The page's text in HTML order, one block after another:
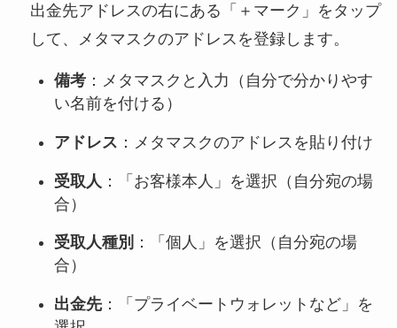
出金先アドレスの右にある「＋マーク」をタップ
して、メタマスクのアドレスを登録します。
備考：メタマスクと入力（自分で分かりやす
い名前を付ける）
アドレス ：メタマスクのアドレスを貼り付け
受取人 ：「お客様本人」を選択（自分宛の場
合）
受取人種別 ：「個人」を選択（自分宛の場
合）
出金先：「プライベートウォレットなど」を